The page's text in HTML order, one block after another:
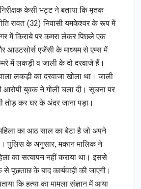
केसी भट्ट ने बताया कि मृतक
रावत (32) निवासी यमकेश्वर के रूप में
में किराये पर कमरा लेकर पिछले एक
आउटसोर्स एजेंसी के माध्यम से एम्स में
में लकड़ी व जाली के दो दरवाजे हैं।
लकड़ी का दरवाजा खोला था। जाली
आरोपी युवक ने गोली चला दी। सूचना पर
तोड़ कर घर के अंदर जाना पड़ा।
का आठ साल का बेटा है जो अपने
पुलिस के अनुसार, मकान मालिक ने
का सत्यापन नहीं कराया था। इससे
पूछताछ के बाद कार्यवाही की जाएगी।
कि हत्या का मामला संज्ञान में आया